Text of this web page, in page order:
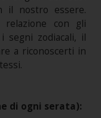
il nostro essere.
relazione con gli
segni zodiacali, il
a riconoscerti in
di ogni serata):